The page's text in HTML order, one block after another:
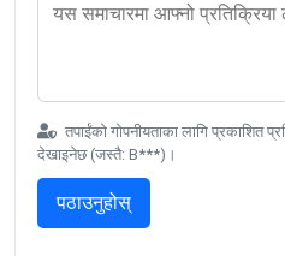
तपाईंको गोपनीयताका लागि प्रकाशित
देखाइनेछ (जस्तै: B***)।
पठाउनुहोस्